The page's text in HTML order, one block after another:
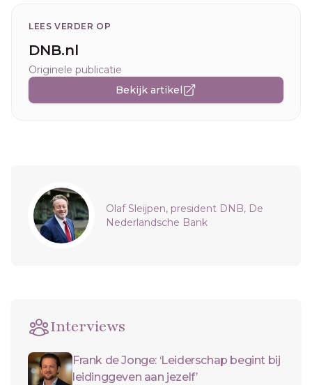
LEES VERDER OP
DNB.nl
Originele publicatie
Bekijk artikel
Sidebar
Olaf Sleijpen, president DNB, De
Nederlandsche Bank
Interviews
Frank de Jonge: ‘Leiderschap begint bij
leidinggeven aan jezelf’